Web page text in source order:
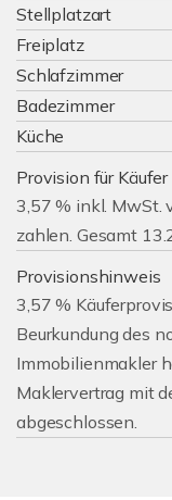
Stellplatzart
Freiplatz
Schlafzimmer
Badezimmer
Küche
Provision für Käufer
3,57 % inkl. MwSt.
zahlen. Gesamt
Provisionshinweis
3,57 %
Beurkundung des
Immobilienmakler
Maklervertrag mit
abgeschlossen.